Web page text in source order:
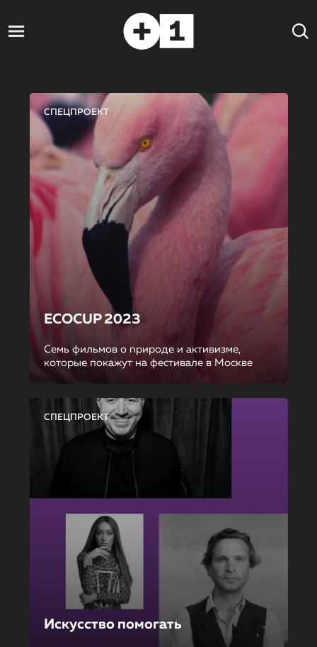
СПЕЦПРОЕКТ
ECOCUP 2023
Семь фильмов о природе и активизме,
которые покажут на фестивале в Москве
СПЕЦПРОЕКТ
Искусство помогать